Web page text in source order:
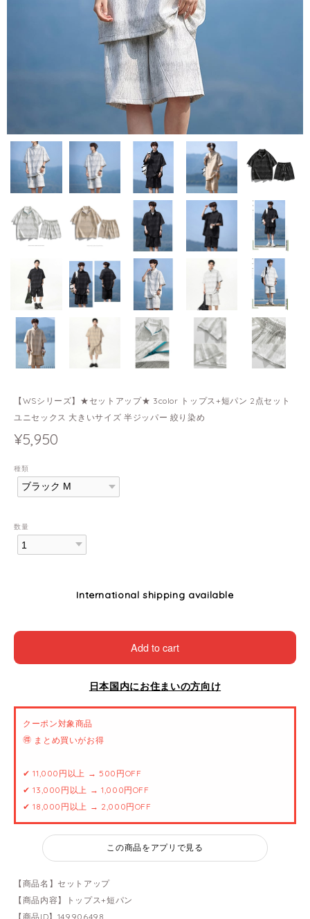
【WSシリーズ】★セットアップ★ 3color トップス+短パン 2点セット
ユニセックス 大きいサイズ 半ジッパー 絞り染め
¥5,950
種類
数量
International shipping available
Add to cart
日本国内にお住まいの方向け
クーポン対象商品
🉐 まとめ買いがお得
✔ 11,000円以上 → 500円OFF
✔ 13,000円以上 → 1,000円OFF
✔ 18,000円以上 → 2,000円OFF
この商品をアプリで見る
【商品名】セットアップ
【商品内容】トップス+短パン
【商品ID】149906498